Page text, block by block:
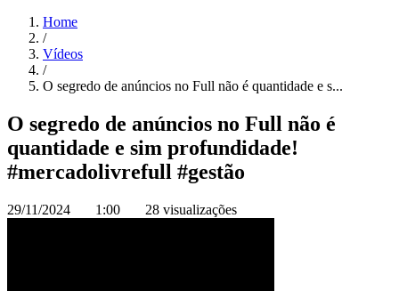
Home
/
Vídeos
/
O segredo de anúncios no Full não é quantidade e s...
O segredo de anúncios no Full não é
quantidade e sim profundidade!
#mercadolivrefull #gestão
29/11/2024 1:00 28 visualizações